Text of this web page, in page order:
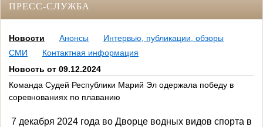
ПРЕСС-СЛУЖБА
Новости Анонсы
Интервью, публикации, обзоры
СМИ
Контактная информация
Новость от 09.12.2024
Команда Судей Республики Марий Эл одержала победу в
соревнованиях по плаванию
7 декабря 2024 года во Дворце водных видов спорта в